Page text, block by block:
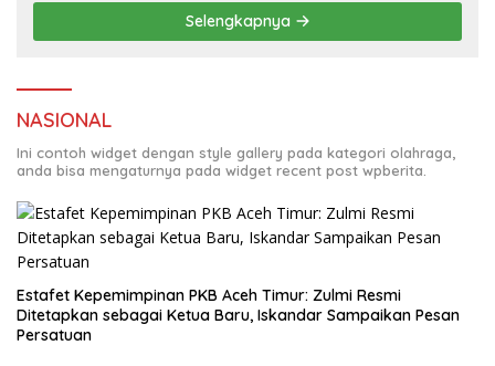
Selengkapnya
NASIONAL
Ini contoh widget dengan style gallery pada kategori olahraga,
anda bisa mengaturnya pada widget recent post wpberita.
Estafet Kepemimpinan PKB Aceh Timur: Zulmi Resmi
Ditetapkan sebagai Ketua Baru, Iskandar Sampaikan Pesan
Persatuan